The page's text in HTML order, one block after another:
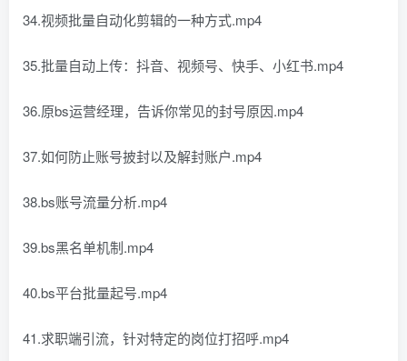
34.视频批量自动化剪辑的一种方式.mp4
35.批量自动上传：抖音、视频号、快手、小红书.mp4
36.原bs运营经理，告诉你常见的封号原因.mp4
37.如何防止账号披封以及解封账户.mp4
38.bs账号流量分析.mp4
39.bs黑名单机制.mp4
40.bs平台批量起号.mp4
41.求职端引流，针对特定的岗位打招呼.mp4